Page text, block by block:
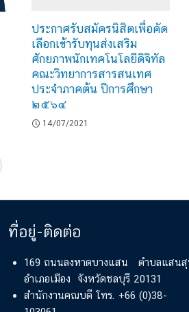
ประกาศรับสมัครนิสิตเพื่อคัด
เลือกเข้ารับทุนส่งเสริม
ศักยภาพนักเทคโนโลยีดิจิทัล
คณะวิทยาการสารสนเทศ
ประจำภาคต้น ปีการศึกษา
๒๕๖๔
14/07/2021
ที่อยู่-ติดต่อ
169 ถนนลงหาดบางแสน ตำบลแสนสุ
อำเภอเมือง จังหวัดชลบุรี 20131
สำนักงานคณบดี โทร. +66 (0)38-